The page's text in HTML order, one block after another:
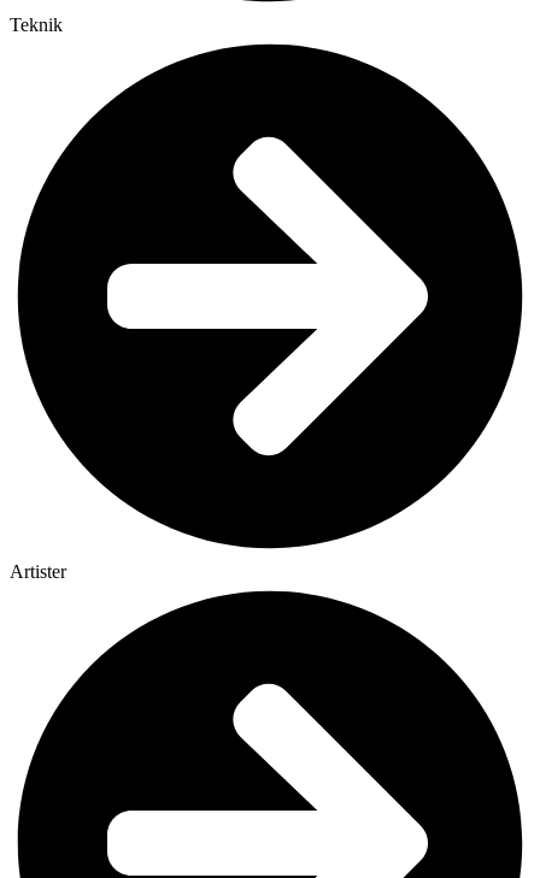
Teknik
Artister